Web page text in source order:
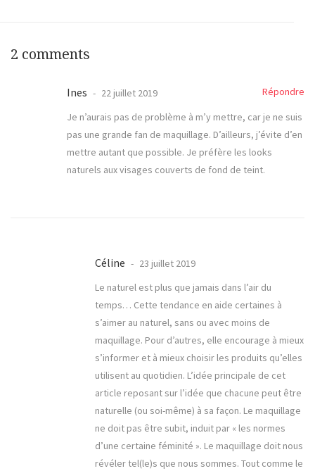
2 comments
Ines 22 juillet 2019
Répondre
Je n’aurais pas de problème à m’y mettre, car je ne suis
pas une grande fan de maquillage. D’ailleurs, j’évite d’en
mettre autant que possible. Je préfère les looks
naturels aux visages couverts de fond de teint.
Céline
23 juillet 2019
Le naturel est plus que jamais dans l’air du
temps… Cette tendance en aide certaines à
s’aimer au naturel, sans ou avec moins de
maquillage. Pour d’autres, elle encourage à mieux
s’informer et à mieux choisir les produits qu’elles
utilisent au quotidien. L’idée principale de cet
article reposant sur l’idée que chacune peut être
naturelle (ou soi-même) à sa façon. Le maquillage
ne doit pas être subit, induit par « les normes
d’une certaine féminité ». Le maquillage doit nous
révéler tel(le)s que nous sommes. Tout comme le